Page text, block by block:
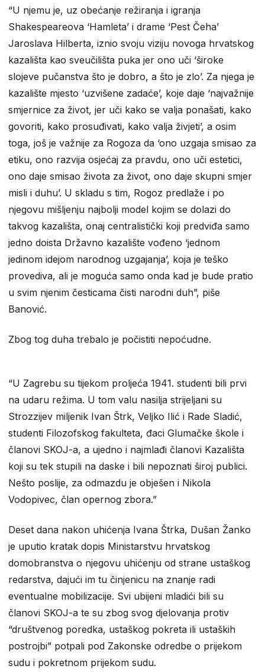
“U njemu je, uz obećanje režiranja i igranja
Shakespeareova ‘Hamleta’ i drame ‘Pest Čeha’
Jaroslava Hilberta, iznio svoju viziju novoga hrvatskog
kazališta kao sveučilišta puka jer ono uči ‘široke
slojeve pučanstva što je dobro, a što je zlo’. Za njega je
kazalište mjesto ‘uzvišene zadaće’, koje daje ‘najvažnije
smjernice za život, jer uči kako se valja ponašati, kako
govoriti, kako prosuđivati, kako valja živjeti’, a osim
toga, još je važnije za Rogoza da ‘ono uzgaja smisao za
etiku, ono razvija osjećaj za pravdu, ono uči estetici,
ono daje smisao života za život, ono daje skupni smjer
misli i duhu’. U skladu s tim, Rogoz predlaže i po
njegovu mišljenju najbolji model kojim se dolazi do
takvog kazališta, onaj centralistički koji predviđa samo
jedno doista Državno kazalište vođeno ‘jednom
jedinom idejom narodnog uzgajanja’, koja je teško
provediva, ali je moguća samo onda kad je bude pratio
u svim njenim česticama čisti narodni duh”, piše
Banović.
Zbog tog duha trebalo je počistiti nepoćudne.
“U Zagrebu su tijekom proljeća 1941. studenti bili prvi
na udaru režima. U tom valu nasilja strijeljani su
Strozzijev miljenik Ivan Štrk, Veljko Ilić i Rade Sladić,
studenti Filozofskog fakulteta, đaci Glumačke škole i
članovi SKOJ-a, a ujedno i najmlađi članovi Kazališta
koji su tek stupili na daske i bili nepoznati široj publici.
Nešto poslije, za odmazdu je obješen i Nikola
Vodopivec, član opernog zbora.”
Deset dana nakon uhićenja Ivana Štrka, Dušan Žanko
je uputio kratak dopis Ministarstvu hrvatskog
domobranstva o njegovu uhićenju od strane ustaškog
redarstva, dajući im tu činjenicu na znanje radi
eventualne mobilizacije. Svi ubijeni mladići bili su
članovi SKOJ-a te su zbog svog djelovanja protiv
“društvenog poredka, ustaškog pokreta ili ustaških
postrojbi” potpali pod Zakonske odredbe o prijekom
sudu i pokretnom prijekom sudu.